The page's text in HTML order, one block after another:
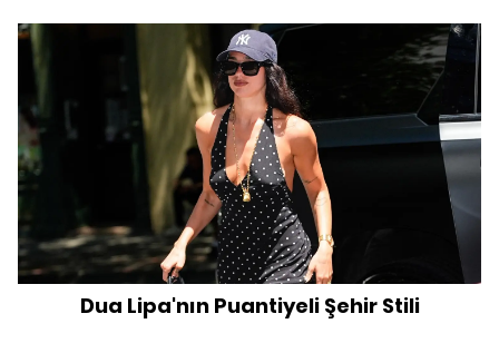
Dua Lipa'nın Puantiyeli Şehir Stili